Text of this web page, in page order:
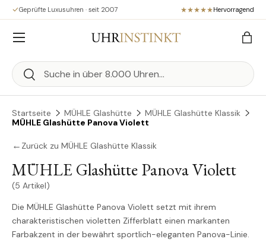
Direkt zum Inhalt
Geprüfte Luxusuhren · seit 2007 Hervorragend
Suchen
Suchen
Menü
Startseite MÜHLE Glashütte
MÜHLE Glashütte Klassik
MÜHLE Glashütte Panova Violett
← Zurück zu MÜHLE Glashütte Klassik
MÜHLE Glashütte Panova Violett
(5 Artikel)
Die MÜHLE Glashütte Panova Violett setzt mit ihrem
charakteristischen violetten Zifferblatt einen markanten
Farbakzent in der bewährt sportlich-eleganten Panova-Linie.